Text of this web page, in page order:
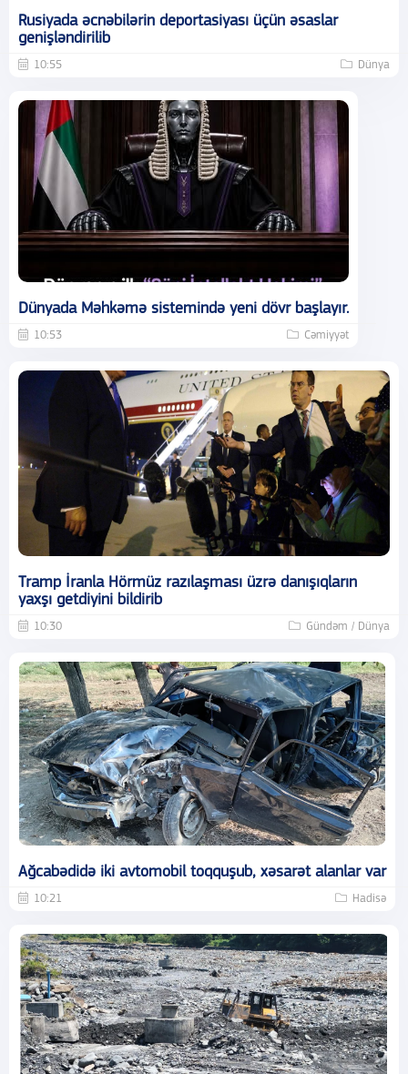
Rusiyada əcnəbilərin deportasiyası üçün əsaslar
genişləndirilib
10:55 Dünya
Dünyada Məhkəmə sistemində yeni dövr başlayır.
10:53 Cəmiyyət
Tramp İranla Hörmüz razılaşması üzrə danışıqların
yaxşı getdiyini bildirib
10:30 Gündəm / Dünya
Ağcabədidə iki avtomobil toqquşub, xəsarət alanlar var
10:21 Hadisə